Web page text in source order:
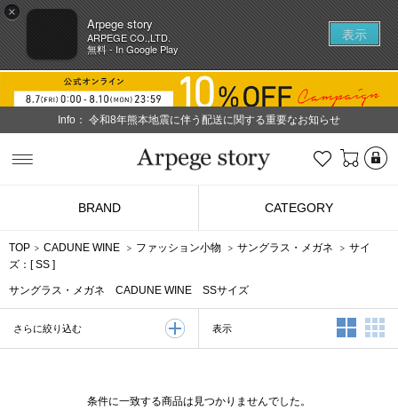
×
Arpege story
ARPEGE CO.,LTD.
無料 - In Google Play
表示
Info： 令和8年熊本地震に伴う配送に関する重要なお知らせ
お気に入り
BRAND CATEGORY
TOP CADUNE WINE ファッション小物 サングラス・メガネ
サイ
ズ：[SS ]
サングラス・メガネ CADUNE WINE SSサイズ
さらに絞り込む 表示 2列表示
条件に一致する商品は見つかりませんでした。